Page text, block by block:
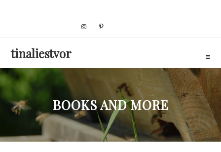
tinaliestvor
BOOKS AND MORE